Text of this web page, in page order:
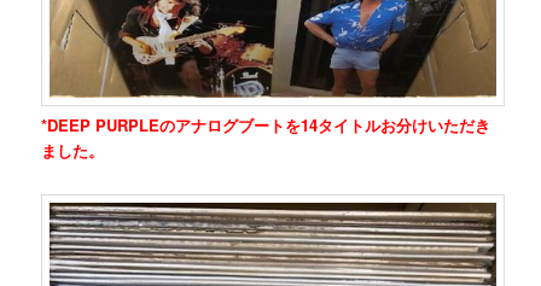
*DEEP PURPLEのアナログブートを14タイトルお分けいただき
ました。